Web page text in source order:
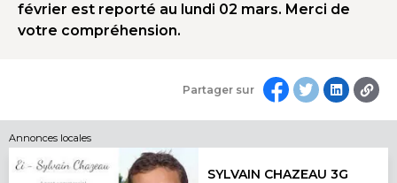
Partager sur
février est reporté au lundi 02 mars. Merci de
votre compréhension.
Annonces locales
SYLVAIN CHAZEAU 3G